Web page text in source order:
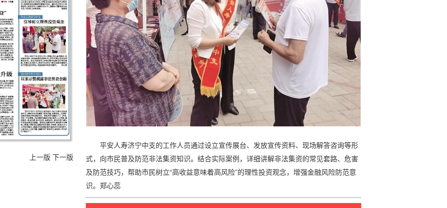
上一版 下一版
平安人寿济宁中支的工作人员通过设立宣传展台、发放宣传资料、现场解答咨询等形
式，向市民普及防范非法集资知识。结合实际案例，详细讲解非法集资的常见套路、危害
及防范技巧，帮助市民树立“高收益意味着高风险”的理性投资观念，增强金融风险防范意
识。郑心蕊